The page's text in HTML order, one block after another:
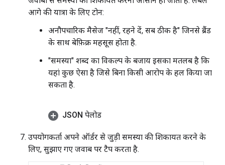
आगे की यात्रा के लिए टोन:
अनौपचारिक मैसेज "नहीं, रहने दें, सब ठीक है" जिनसे ब्रैंड
के साथ बेफ़िक्र महसूस होता है.
"समस्या" शब्द का विकल्प के बजाय इसका मतलब है कि
यहां कुछ ऐसा है जिसे बिना किसी आरोप के हल किया जा
सकता है.
JSON पेलोड
उपयोगकर्ता अपने ऑर्डर से जुड़ी समस्या की शिकायत करने के
लिए, सुझाए गए जवाब पर टैप करता है.